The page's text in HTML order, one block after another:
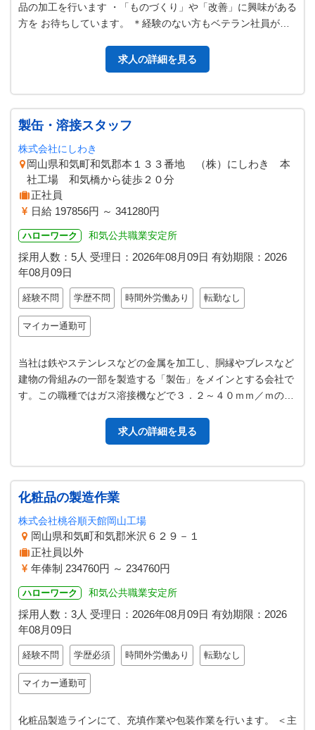
品の加工を行います ・「ものづくり」や「改善」に興味がある
方を お待ちしています。 ＊経験のない方もベテラン社員が親
求人の詳細を見る
製缶・溶接スタッフ
株式会社にしわき
岡山県和気町和気郡本１３３番地 （株）にしわき 本
社工場 和気橋から徒歩２０分
正社員
日給 197856円 ～ 341280円
ハローワーク 和気公共職業安定所
採用人数：5人 受理日： 2026年08月09日 有効期限： 2026
年08月09日
経験不問 学歴不問 時間外労働あり 転勤なし
マイカー通勤可
当社は鉄やステンレスなどの金属を加工し、胴縁やブレスなど
建物の骨組みの一部を製造する「製缶」をメインとする会社で
す。この職種ではガス溶接機などで３．２～４０ｍｍ／ｍの製
求人の詳細を見る
化粧品の製造作業
株式会社桃谷順天館岡山工場
岡山県和気町和気郡米沢６２９－１
正社員以外
年俸制 234760円 ～ 234760円
ハローワーク 和気公共職業安定所
採用人数：3人 受理日： 2026年08月09日 有効期限： 2026
年08月09日
経験不問 学歴必須 時間外労働あり 転勤なし
マイカー通勤可
化粧品製造ラインにて、充填作業や包装作業を行います。 ＜主